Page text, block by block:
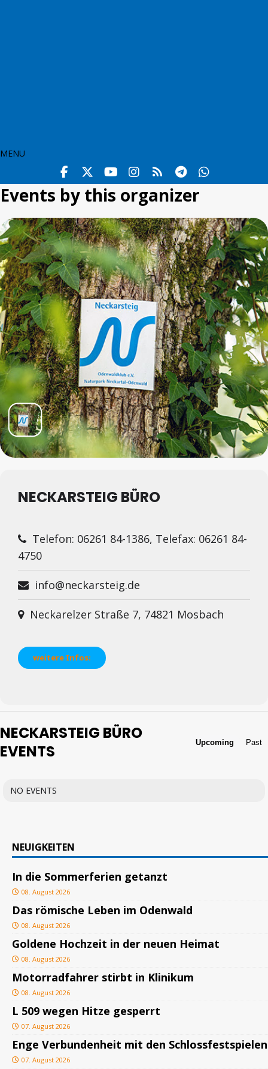
MENU
Events by this organizer
NECKARSTEIG BÜRO
Telefon: 06261 84-1386, Telefax: 06261 84-
4750
info@neckarsteig.de
Neckarelzer Straße 7, 74821 Mosbach
weitere Infos:
NECKARSTEIG BÜRO
EVENTS
Upcoming Past
NO EVENTS
NEUIGKEITEN
In die Sommerferien getanzt
08. August 2026
Das römische Leben im Odenwald
08. August 2026
Goldene Hochzeit in der neuen Heimat
08. August 2026
Motorradfahrer stirbt in Klinikum
08. August 2026
L 509 wegen Hitze gesperrt
07. August 2026
Enge Verbundenheit mit den Schlossfestspielen
07. August 2026